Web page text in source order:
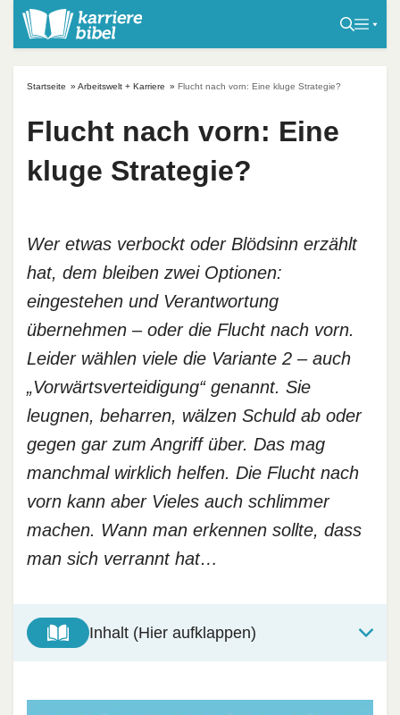
Startseite » Arbeitswelt + Karriere » Flucht nach vorn: Eine kluge Strategie?
Flucht nach vorn: Eine
kluge Strategie?
Wer etwas verbockt oder Blödsinn erzählt
hat, dem bleiben zwei Optionen:
eingestehen und Verantwortung
übernehmen – oder die Flucht nach vorn.
Leider wählen viele die Variante 2 – auch
„Vorwärtsverteidigung“ genannt. Sie
leugnen, beharren, wälzen Schuld ab oder
gegen gar zum Angriff über. Das mag
manchmal wirklich helfen. Die Flucht nach
vorn kann aber Vieles auch schlimmer
machen. Wann man erkennen sollte, dass
man sich verrannt hat…
Inhalt (Hier aufklappen)